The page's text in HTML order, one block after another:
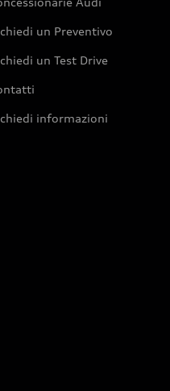
un Preventivo
un Test Drive
informazioni